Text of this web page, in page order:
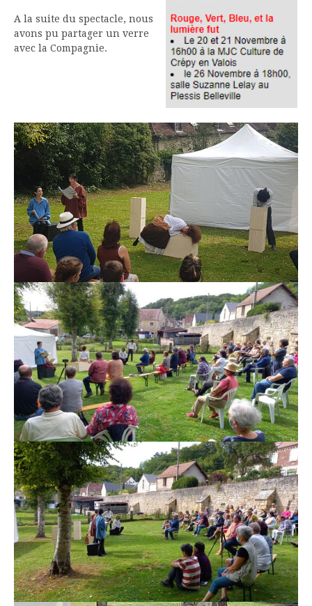
A la suite du spectacle, nous
avons pu partager un verre
avec la Compagnie.